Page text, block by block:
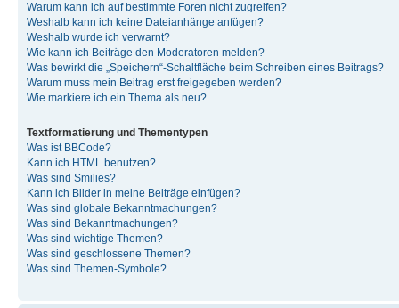
Warum kann ich auf bestimmte Foren nicht zugreifen?
Weshalb kann ich keine Dateianhänge anfügen?
Weshalb wurde ich verwarnt?
Wie kann ich Beiträge den Moderatoren melden?
Was bewirkt die „Speichern“-Schaltfläche beim Schreiben eines Beitrags?
Warum muss mein Beitrag erst freigegeben werden?
Wie markiere ich ein Thema als neu?
Textformatierung und Thementypen
Was ist BBCode?
Kann ich HTML benutzen?
Was sind Smilies?
Kann ich Bilder in meine Beiträge einfügen?
Was sind globale Bekanntmachungen?
Was sind Bekanntmachungen?
Was sind wichtige Themen?
Was sind geschlossene Themen?
Was sind Themen-Symbole?